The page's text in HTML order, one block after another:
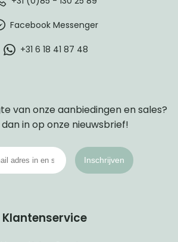
Facebook Messenger
+31 6 18 41 87 48
van onze aanbiedingen en sales?
in op onze nieuwsbrief!
Inschrijven
Klantenservice